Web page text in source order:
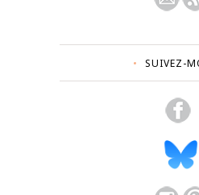
SUIVEZ-